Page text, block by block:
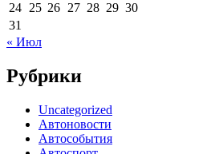
24 25 26 27 28 29 30
31
« Июл
Рубрики
Uncategorized
Автоновости
Автособытия